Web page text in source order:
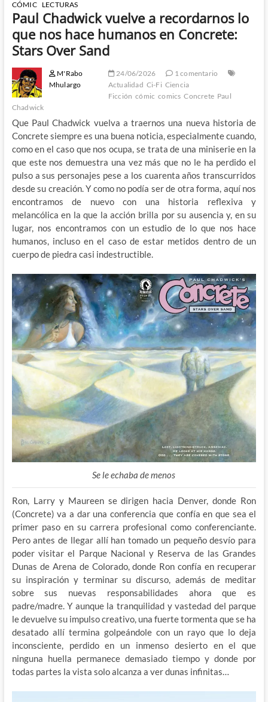
CÓMIC LECTURAS
Paul Chadwick vuelve a recordarnos lo
que nos hace humanos en Concrete:
Stars Over Sand
M'Rabo
Mhulargo
24/06/2026
1 comentario
Actualidad Ci-Fi Ciencia
Ficción cómic comics Concrete Paul
Chadwick
Que Paul Chadwick vuelva a traernos una nueva historia de
Concrete siempre es una buena noticia, especialmente cuando,
como en el caso que nos ocupa, se trata de una miniserie en la
que este nos demuestra una vez más que no le ha perdido el
pulso a sus personajes pese a los cuarenta años transcurridos
desde su creación. Y como no podía ser de otra forma, aquí nos
encontramos de nuevo con una historia reflexiva y
melancólica en la que la acción brilla por su ausencia y, en su
lugar, nos encontramos con un estudio de lo que nos hace
humanos, incluso en el caso de estar metidos dentro de un
cuerpo de piedra casi indestructible.
Se le echaba de menos
Ron, Larry y Maureen se dirigen hacia Denver, donde Ron
(Concrete) va a dar una conferencia que confía en que sea el
primer paso en su carrera profesional como conferenciante.
Pero antes de llegar allí han tomado un pequeño desvío para
poder visitar el Parque Nacional y Reserva de las Grandes
Dunas de Arena de Colorado, donde Ron confía en recuperar
su inspiración y terminar su discurso, además de meditar
sobre sus nuevas responsabilidades ahora que es
padre/madre. Y aunque la tranquilidad y vastedad del parque
le devuelve su impulso creativo, una fuerte tormenta que se ha
desatado allí termina golpeándole con un rayo que lo deja
inconsciente, perdido en un inmenso desierto en el que
ninguna huella permanece demasiado tiempo y donde por
todas partes la vista solo alcanza a ver dunas infinitas…